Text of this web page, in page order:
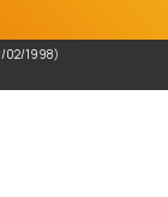
02/1998)